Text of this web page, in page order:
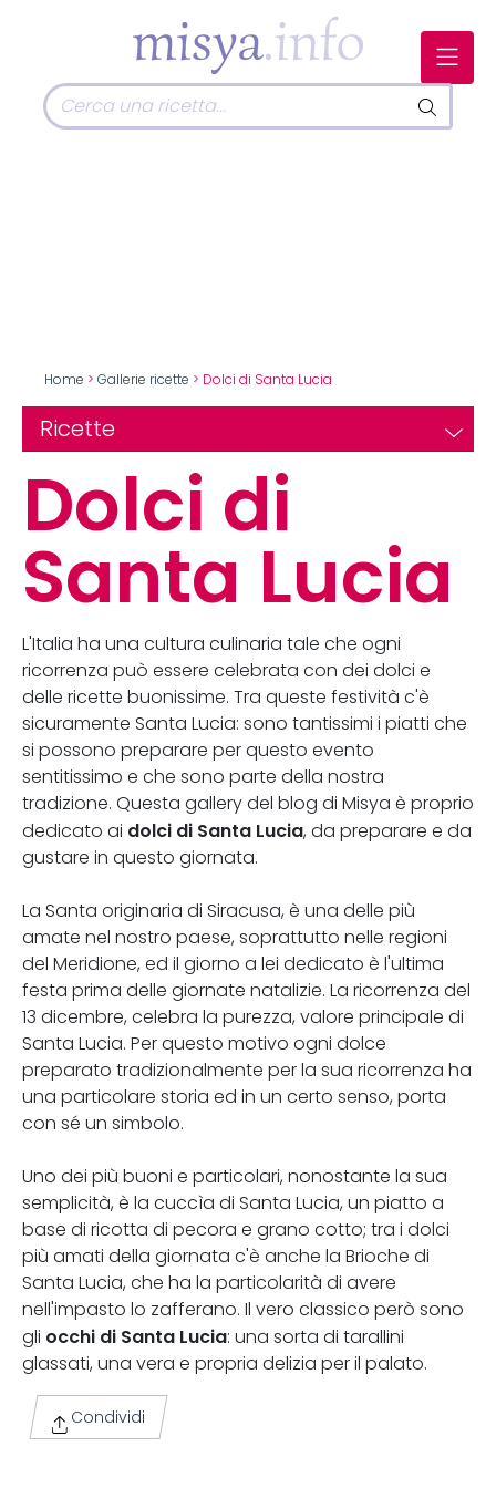
Home > Gallerie ricette > Dolci di Santa Lucia
Ricette
Dolci di
Santa Lucia
L'Italia ha una cultura culinaria tale che ogni
ricorrenza può essere celebrata con dei dolci e
delle ricette buonissime. Tra queste festività c'è
sicuramente Santa Lucia: sono tantissimi i piatti che
si possono preparare per questo evento
sentitissimo e che sono parte della nostra
tradizione. Questa gallery del blog di Misya è proprio
dedicato ai dolci di Santa Lucia, da preparare e da
gustare in questo giornata.
La Santa originaria di Siracusa, è una delle più
amate nel nostro paese, soprattutto nelle regioni
del Meridione, ed il giorno a lei dedicato è l'ultima
festa prima delle giornate natalizie. La ricorrenza del
13 dicembre, celebra la purezza, valore principale di
Santa Lucia. Per questo motivo ogni dolce
preparato tradizionalmente per la sua ricorrenza ha
una particolare storia ed in un certo senso, porta
con sé un simbolo.
Uno dei più buoni e particolari, nonostante la sua
semplicità, è la cuccìa di Santa Lucia, un piatto a
base di ricotta di pecora e grano cotto; tra i dolci
più amati della giornata c'è anche la Brioche di
Santa Lucia, che ha la particolarità di avere
nell'impasto lo zafferano. Il vero classico però sono
gli occhi di Santa Lucia: una sorta di tarallini
glassati, una vera e propria delizia per il palato.
Condividi